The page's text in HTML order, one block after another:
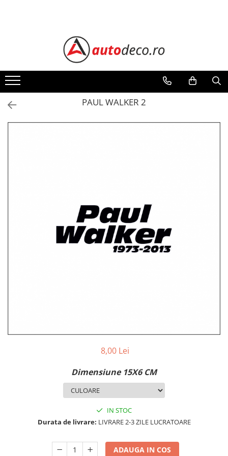
ALFA ROMEO
BMW
CHEVROLET
VOLVO
STICKERE STALPI SI GEAM MIC
STICKERE CAMUFLAJ
STICKERE PENTRU FIRME
PAUL WALKER 2
8,00 Lei
Dimensiune 15X6 CM
IN STOC
Durata de livrare: LIVRARE 2-3 ZILE LUCRATOARE
ADAUGA IN COS